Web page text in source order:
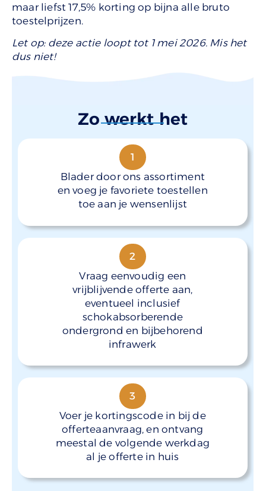
maar liefst 17,5% korting op bijna alle bruto
toestelprijzen.
Let op: deze actie loopt tot 1 mei 2026. Mis het
dus niet!
Zo werkt het
1
Blader door ons assortiment
en voeg je favoriete toestellen
toe aan je wensenlijst
2
Vraag eenvoudig een
vrijblijvende offerte aan,
eventueel inclusief
schokabsorberende
ondergrond en bijbehorend
infrawerk
3
Voer je kortingscode in bij de
offerteaanvraag, en ontvang
meestal de volgende werkdag
al je offerte in huis